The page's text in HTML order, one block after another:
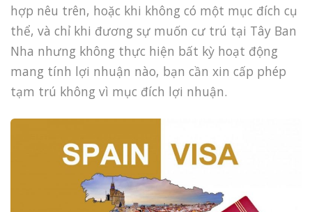
hợp nêu trên, hoặc khi không có một mục đích cụ
thể, và chỉ khi đương sự muốn cư trú tại Tây Ban
Nha nhưng không thực hiện bất kỳ hoạt động
mang tính lợi nhuận nào, bạn cần xin cấp phép
tạm trú không vì mục đích lợi nhuận.